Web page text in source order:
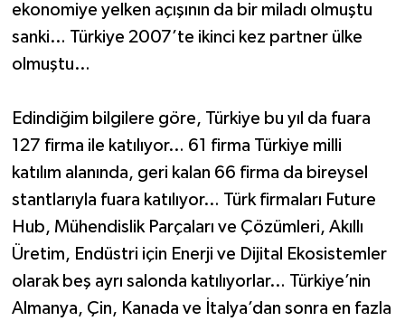
ekonomiye yelken açışının da bir miladı olmuştu
sanki… Türkiye 2007’te ikinci kez partner ülke
olmuştu…
Edindiğim bilgilere göre, Türkiye bu yıl da fuara
127 firma ile katılıyor… 61 firma Türkiye milli
katılım alanında, geri kalan 66 firma da bireysel
stantlarıyla fuara katılıyor… Türk firmaları Future
Hub, Mühendislik Parçaları ve Çözümleri, Akıllı
Üretim, Endüstri için Enerji ve Dijital Ekosistemler
olarak beş ayrı salonda katılıyorlar… Türkiye’nin
Almanya, Çin, Kanada ve İtalya’dan sonra en fazla